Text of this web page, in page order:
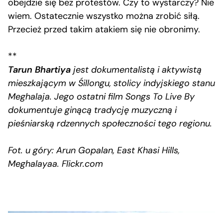
obejdzie się bez protestów. Czy to wystarczy? Nie
wiem. Ostatecznie wszystko można zrobić siłą.
Przecież przed takim atakiem się nie obronimy.
**
Tarun Bhartiya jest dokumentalistą i aktywistą
mieszkającym w Śillongu, stolicy indyjskiego stanu
Meghalaja. Jego ostatni film Songs To Live By
dokumentuje ginącą tradycję muzyczną i
pieśniarską rdzennych społeczności tego regionu.
Fot. u góry: Arun Gopalan, East Khasi Hills,
Meghalayaa. Flickr.com